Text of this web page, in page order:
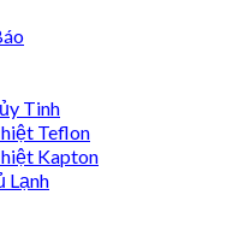
Tinh
Teflon
Kapton
Lạnh